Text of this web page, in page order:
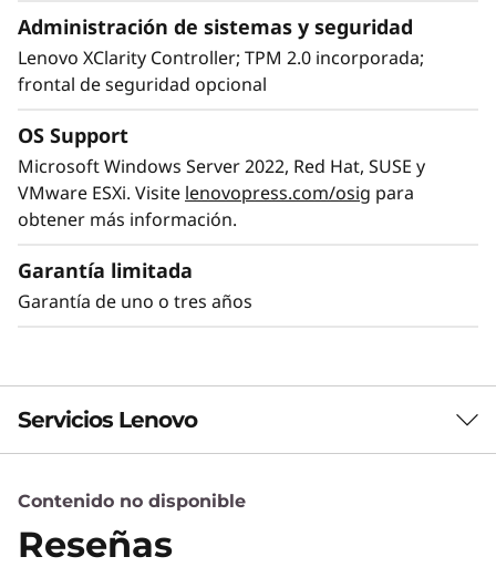
Elevada potencia y uso eficiente de la
energía
El ThinkSystem SR250 V2 ofrece rendimiento
CPUs de 95 W como máximo. Su bastidor de
profundidad reducida se adapta a los entornos
a aplicaciones perimetrales.
manejar grandes cargas de trabajo en un
espacio reducido.
Administración de sistemas y seguridad
Lenovo XClarity Controller; TPM 2.0 incorporada;
frontal de seguridad opcional
OS Support
Microsoft Windows Server 2022, Red Hat, SUSE y
VMware ESXi. Visite lenovopress.com/osig para
obtener más información.
Garantía limitada
Garantía de uno o tres años
Servicios Lenovo
Servicios de Soluciones
Diseñe la mejor estrategia para su empresa.
Contenido no disponible
Reseñas